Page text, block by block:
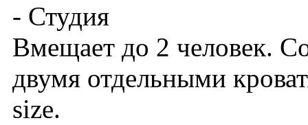
- Студия
Вмещает до 2 человек.
двумя отдельными
size.